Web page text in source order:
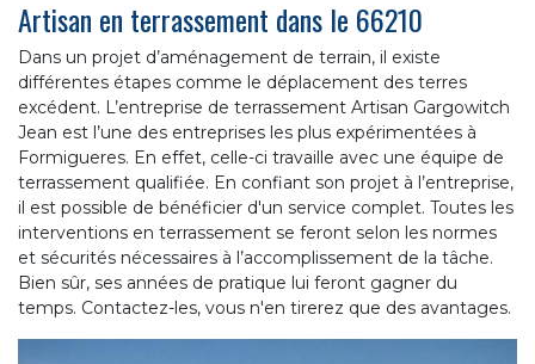
Artisan en terrassement dans le 66210
Dans un projet d’aménagement de terrain, il existe
différentes étapes comme le déplacement des terres
excédent. L’entreprise de terrassement Artisan Gargowitch
Jean est l’une des entreprises les plus expérimentées à
Formigueres. En effet, celle-ci travaille avec une équipe de
terrassement qualifiée. En confiant son projet à l’entreprise,
il est possible de bénéficier d'un service complet. Toutes les
interventions en terrassement se feront selon les normes
et sécurités nécessaires à l’accomplissement de la tâche.
Bien sûr, ses années de pratique lui feront gagner du
temps. Contactez-les, vous n'en tirerez que des avantages.